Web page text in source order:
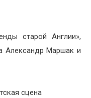
старой Англии»,
Александр Маршак и
сцена